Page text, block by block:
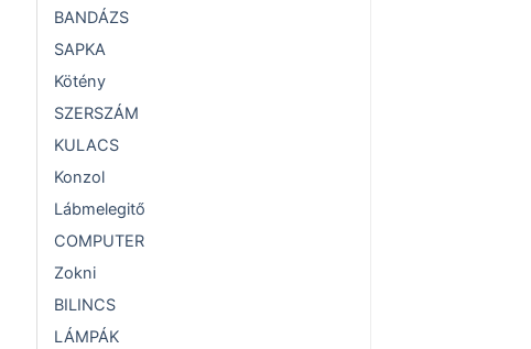
BANDÁZS
SAPKA
Kötény
SZERSZÁM
KULACS
Konzol
Lábmelegitő
COMPUTER
Zokni
BILINCS
LÁMPÁK